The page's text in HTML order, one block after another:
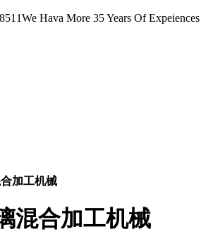
We Hava More 35 Years Of Expeiences
加工机械
混合加工机械